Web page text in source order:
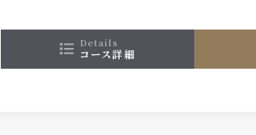
記念日やお誕生日には+1650円でメッセージプ
(ご予約時にメッセージ内容をお伝えください。
願いします。)
details
コース詳細